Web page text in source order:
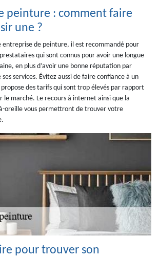
peinture : comment faire
une ?
entreprise de peinture, il est recommandé pour
qui sont connus pour avoir une longue
en plus d’avoir une bonne réputation par
services. Évitez aussi de faire confiance à un
propose des tarifs qui sont trop élevés par rapport
le marché. Le recours à internet ainsi que la
oreille vous permettront de trouver votre
pour trouver son